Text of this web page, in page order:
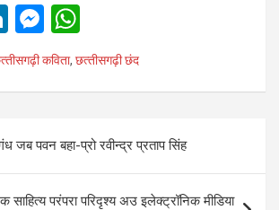
Li
n
ke
n
M
es
se
g
h
at
A
p
p
कविता, छत्‍तीसगढ़ी छंद
जब पवन बहा-प्रो रवीन्द्र प्रताप सिंह
परंपरा परिदृश्य अउ इलेक्ट्रॉनिक मीडिया